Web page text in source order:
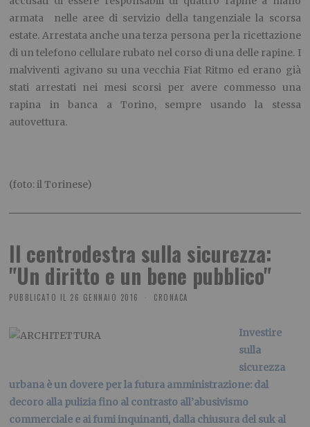
armata nelle aree di servizio della tangenziale la scorsa
estate. Arrestata anche una terza persona per la ricettazione
di un telefono cellulare rubato nel corso di una delle rapine. I
malviventi agivano su una vecchia Fiat Ritmo ed erano già
stati arrestati nei mesi scorsi per avere commesso una
rapina in banca a Torino, sempre usando la stessa
autovettura.
(foto: il Torinese)
Il centrodestra sulla sicurezza:
"Un diritto e un bene pubblico"
PUBBLICATO IL 26 GENNAIO 2016 CRONACA
Investire
sulla
sicurezza
urbana è un dovere per la futura amministrazione: dal
decoro alla pulizia fino al contrasto all’abusivismo
commerciale e ai fumi inquinanti, dalla chiusura del suk al